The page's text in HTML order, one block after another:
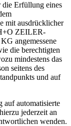
die Erfüllung eines
mit ausdrücklicher
ZEILER-
angemessene
die berechtigten
mindestens das
seitens des
und auf
auf automatisierte
jederzeit an
wenden.